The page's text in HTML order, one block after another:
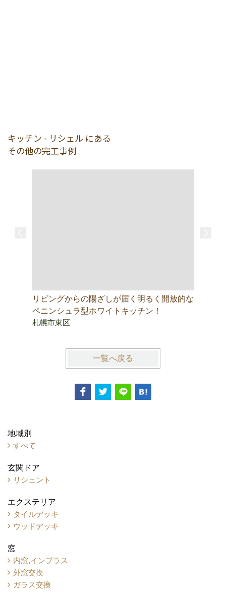
キッチン - リシェル にある
その他の完工事例
リビングからの陽ざしが届く明るく開放的な
ペニンシュラ型ホワイトキッチン！
札幌市東区
一覧へ戻る
地域別
すべて
玄関ドア
リシェント
エクステリア
タイルデッキ
ウッドデッキ
窓
内窓,インプラス
外窓交換
ガラス交換